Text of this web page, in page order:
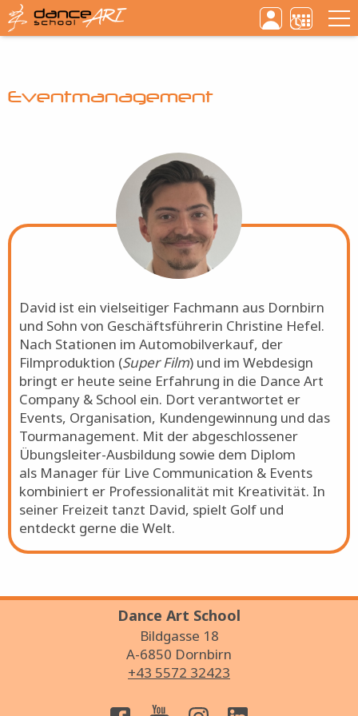
Eventmanagement
David ist ein vielseitiger Fachmann aus Dornbirn
und Sohn von Geschäftsführerin Christine Hefel.
Nach Stationen im Automobilverkauf, der
Filmproduktion (Super Film) und im Webdesign
bringt er heute seine Erfahrung in die Dance Art
Company & School ein. Dort verantwortet er
Events, Organisation, Kundengewinnung und das
Tourmanagement. Mit der abgeschlossener
Übungsleiter-Ausbildung sowie dem Diplom
als Manager für Live Communication & Events
kombiniert er Professionalität mit Kreativität. In
seiner Freizeit tanzt David, spielt Golf und
entdeckt gerne die Welt.
Bild
Dance Art School
Bildgasse 18
A-6850 Dornbirn
+43 5572 32423